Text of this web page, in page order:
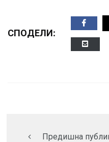
СПОДЕЛИ:
Предишна